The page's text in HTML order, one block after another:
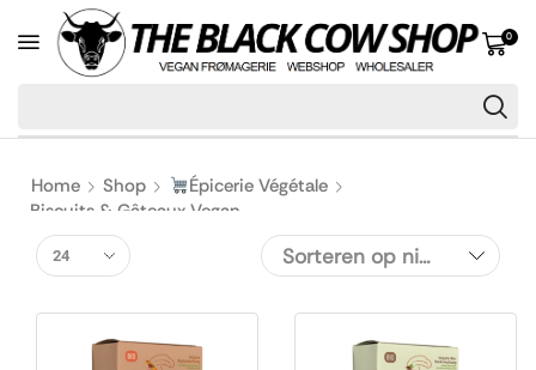
0
Home Shop
Épicerie Végétale
Biscuits & Gâteaux Vegan